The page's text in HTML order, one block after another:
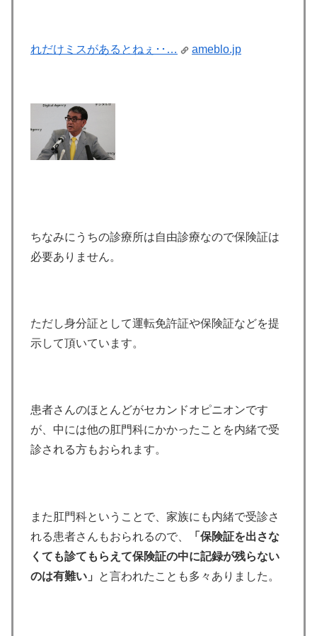
れだけミスがあるとねぇ･･… ameblo.jp
ちなみにうちの診療所は自由診療なので保険証は
必要ありません。
ただし身分証として運転免許証や保険証などを提
示して頂いています。
患者さんのほとんどがセカンドオピニオンです
が、中には他の肛門科にかかったことを内緒で受
診される方もおられます。
また肛門科ということで、家族にも内緒で受診さ
れる患者さんもおられるので、
「保険証を出さな
くても診てもらえて保険証の中に記録が残らない
のは有難い」
と言われたことも多々ありました。